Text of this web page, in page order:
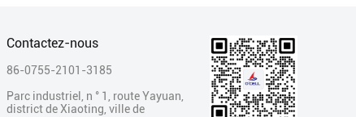
Contactez-nous
86-0755-2101-3185
Parc industriel, n ° 1, route Yayuan,
district de Xiaoting, ville de